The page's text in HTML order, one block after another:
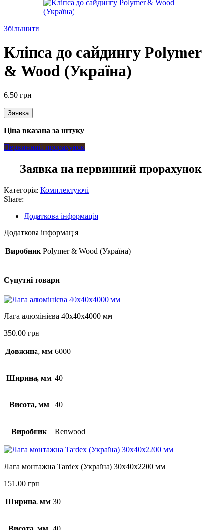
Збільшити
Кліпса до сайдингу Polymer
& Wood (Україна)
6.50 грн
Заявка
Ціна вказана за штуку
Первинний прорахунок
Заявка на первинний прорахунок
Категорія: Комплектуючі
Share:
Додаткова інформація
Додаткова інформація
Виробник Polymer & Wood (Україна)
Супутні товари
Лага алюмінієва 40х40х4000 мм
350.00 грн
Довжина, мм 6000
Ширина, мм 40
Висота, мм 40
Виробник Renwood
Лага монтажна Tardex (Україна) 30х40х2200 мм
151.00 грн
Ширина, мм 30
Висота, мм 40